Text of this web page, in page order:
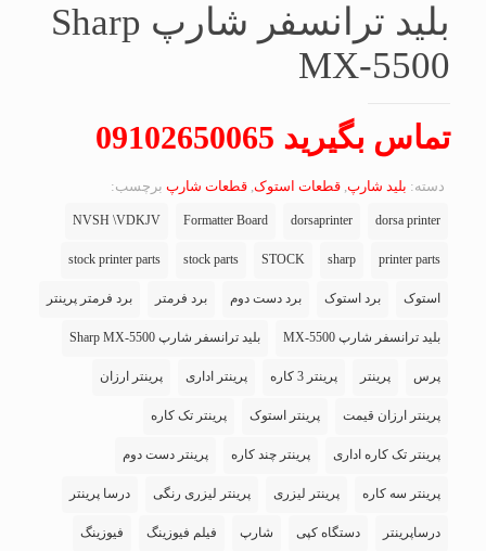
بلید ترانسفر شارپ Sharp
MX-5500
تماس بگیرید 09102650065
دسته: بلید شارپ, قطعات استوک, قطعات شارپ برچسب:
dorsa printer
dorsaprinter
Formatter Board
NVSH \VDKJV
printer parts
sharp
STOCK
stock parts
stock printer parts
استوک برد استوک برد دست دوم برد فرمتر برد فرمتر پرینتر
بلید ترانسفر شارپ MX-5500 بلید ترانسفر شارپ Sharp MX-5500
پرس پرینتر پرینتر 3 کاره پرینتر اداری پرینتر ارزان
پرینتر ارزان قیمت پرینتر استوک پرینتر تک کاره
پرینتر تک کاره اداری پرینتر چند کاره پرینتر دست دوم
پرینتر سه کاره پرینتر لیزری پرینتر لیزری رنگی درسا پرینتر
درساپرینتر دستگاه کپی شارپ فیلم فیوزینگ فیوزینگ